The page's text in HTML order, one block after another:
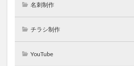
名刺制作
チラシ制作
YouTube